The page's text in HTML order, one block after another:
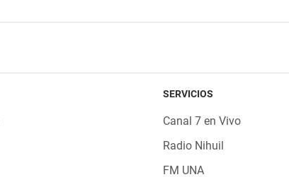
SERVICIOS
Canal 7 en Vivo
Radio Nihuil
FM UNA